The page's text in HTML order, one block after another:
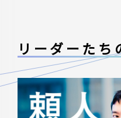
リーダーたち